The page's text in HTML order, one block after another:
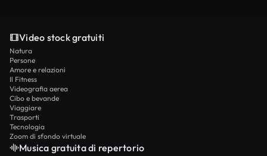
Video stock gratuiti
Natura
Persone
Amore e relazioni
Il Fitness
Videografia aerea
Cibo e bevande
Viaggiare
Trasporti
Tecnologia
Zoom di sfondo virtuale
Musica gratuita di repertorio